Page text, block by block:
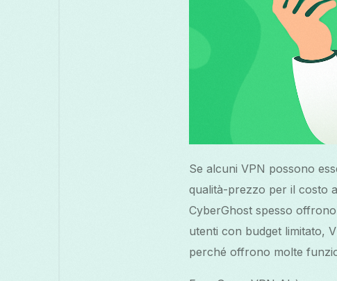
Se alcuni VPN possono
qualità-prezzo per il costo
CyberGhost spesso
utenti con budget limitato,
perché offrono molte